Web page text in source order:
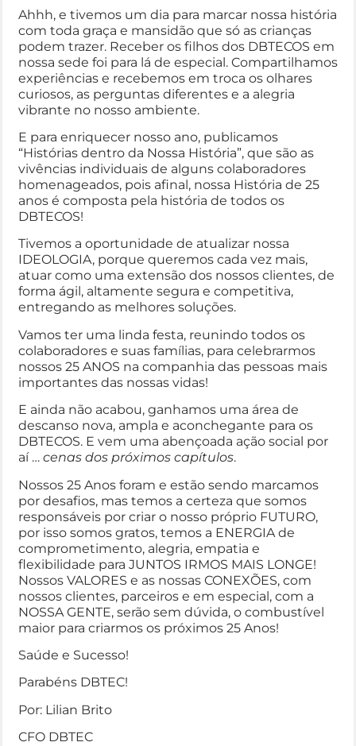
Ahhh, e tivemos um dia para marcar nossa história
com toda graça e mansidão que só as crianças
podem trazer. Receber os filhos dos DBTECOS em
nossa sede foi para lá de especial. Compartilhamos
experiências e recebemos em troca os olhares
curiosos, as perguntas diferentes e a alegria
vibrante no nosso ambiente.
E para enriquecer nosso ano, publicamos
“Histórias dentro da Nossa História”, que são as
vivências individuais de alguns colaboradores
homenageados, pois afinal, nossa História de 25
anos é composta pela história de todos os
DBTECOS!
Tivemos a oportunidade de atualizar nossa
IDEOLOGIA, porque queremos cada vez mais,
atuar como uma extensão dos nossos clientes, de
forma ágil, altamente segura e competitiva,
entregando as melhores soluções.
Vamos ter uma linda festa, reunindo todos os
colaboradores e suas famílias, para celebrarmos
nossos 25 ANOS na companhia das pessoas mais
importantes das nossas vidas!
E ainda não acabou, ganhamos uma área de
descanso nova, ampla e aconchegante para os
DBTECOS. E vem uma abençoada ação social por
aí … cenas dos próximos capítulos.
Nossos 25 Anos foram e estão sendo marcamos
por desafios, mas temos a certeza que somos
responsáveis por criar o nosso próprio FUTURO,
por isso somos gratos, temos a ENERGIA de
comprometimento, alegria, empatia e
flexibilidade para JUNTOS IRMOS MAIS LONGE!
Nossos VALORES e as nossas CONEXÕES, com
nossos clientes, parceiros e em especial, com a
NOSSA GENTE, serão sem dúvida, o combustível
maior para criarmos os próximos 25 Anos!
Saúde e Sucesso!
Parabéns DBTEC!
Por: Lilian Brito
CFO DBTEC